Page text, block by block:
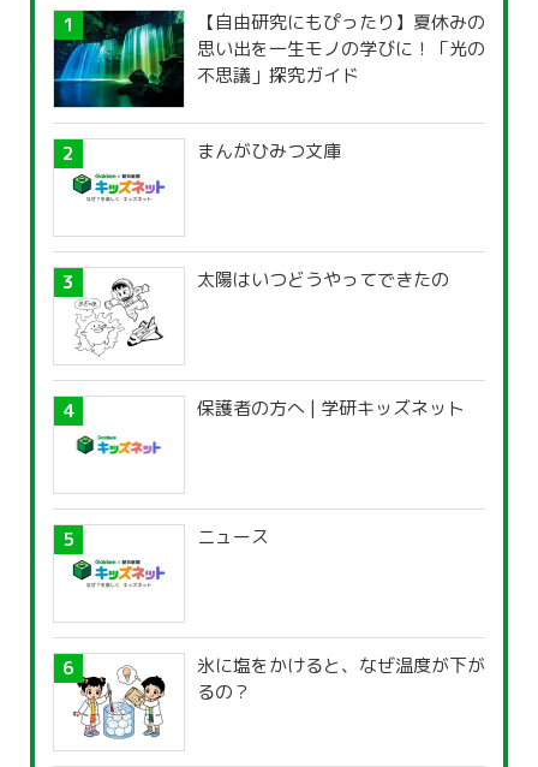
【自由研究にもぴったり】夏休みの
思い出を一生モノの学びに！「光の
不思議」探究ガイド
まんがひみつ文庫
太陽はいつどうやってできたの
保護者の方へ | 学研キッズネット
ニュース
氷に塩をかけると、なぜ温度が下が
るの？